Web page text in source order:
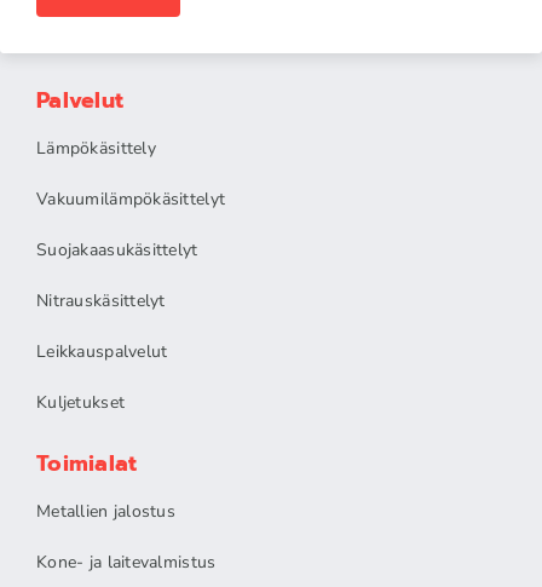
Palvelut
Lämpökäsittely
Vakuumilämpökäsittelyt
Suojakaasukäsittelyt
Nitrauskäsittelyt
Leikkauspalvelut
Kuljetukset
Toimialat
Metallien jalostus
Kone- ja laitevalmistus